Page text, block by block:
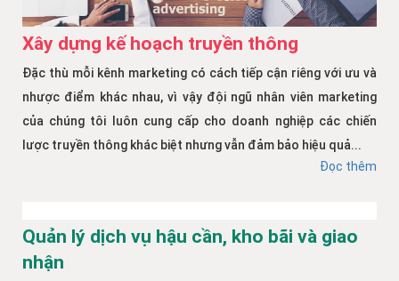
Xây dựng kế hoạch truyền thông
Đặc thù mỗi kênh marketing có cách tiếp cận riêng với ưu và
nhược điểm khác nhau, vì vậy đội ngũ nhân viên marketing
của chúng tôi luôn cung cấp cho doanh nghiệp các chiến
lược truyền thông khác biệt nhưng vẫn đảm bảo hiệu quả...
Đọc thêm
Quản lý dịch vụ hậu cần, kho bãi và giao
nhận